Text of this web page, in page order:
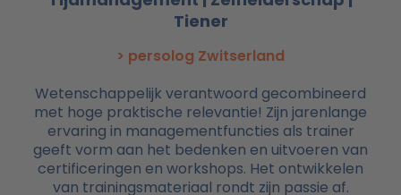
Tiener
> persolog Zwitserland
Wetenschappelijk verantwoord gecombineerd
met hoge praktische relevantie! Zijn jarenlange
ervaring in managementfuncties als trainer
geeft vorm aan het bedenken en uitvoeren van
certificeringen en workshops. Het ontwikkelen
van trainingsmateriaal rondt zijn passie af.